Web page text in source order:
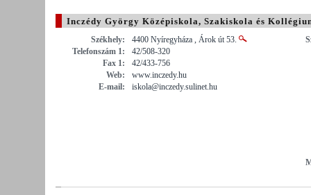
Inczédy György Középiskola, Szakiskola és
Székhely:
4400 Nyíregyháza , Árok út 53.
Telefonszám 1:
42/508-320
Fax 1:
42/433-756
Web:
www.inczedy.hu
E-mail:
iskola@inczedy.sulinet.hu